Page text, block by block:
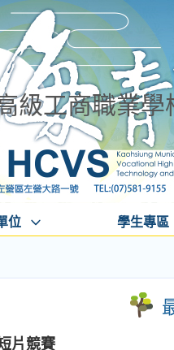
級工商職業學
位 學生專區
片競賽